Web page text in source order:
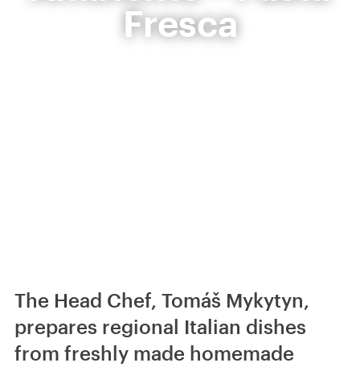
Fresca
The Head Chef, Tomáš Mykytyn,
prepares regional Italian dishes
from freshly made homemade